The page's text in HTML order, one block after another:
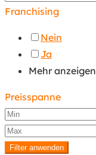
Franchising
Nein
Ja
Mehr anzeigen
Preisspanne
Filter anwenden